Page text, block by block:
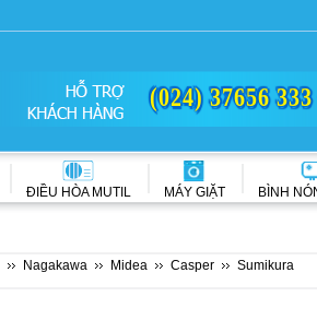
(024) 37656
ĐIỀU HÒA MUTIL MÁY GIẶT BÌNH
Nagakawa Midea Casper Sumikura